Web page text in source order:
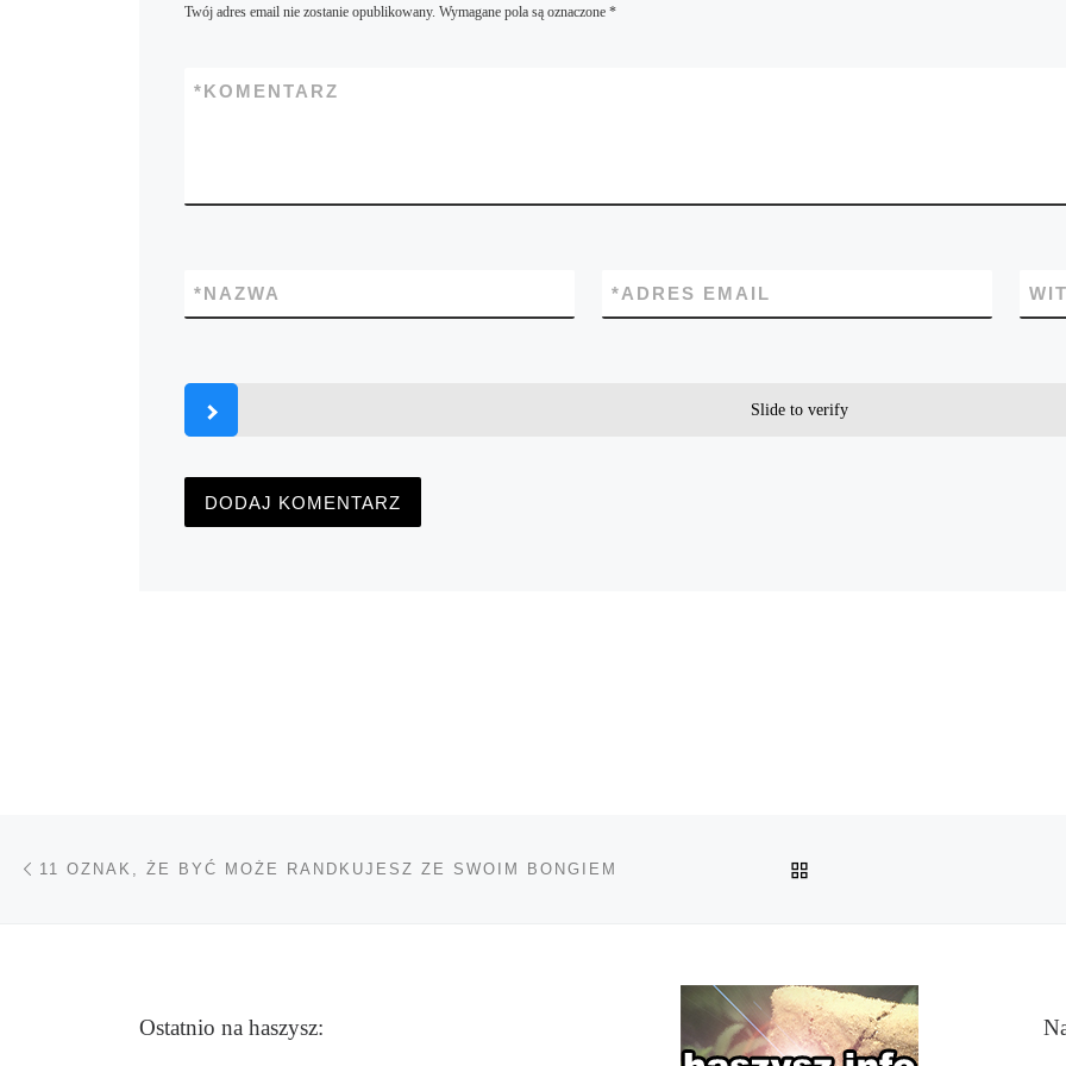
Twój adres email nie zostanie opublikowany. Wymagane pola są oznaczone *
KOMENTARZ
*
NAZWA
* ADRES EMAIL
*
Slide to verify
Nawigacja wpisu
11 OZNAK, ŻE BYĆ MOŻE RANDKUJESZ ZE SWOIM BONGIEM
Ostatnio na haszysz: